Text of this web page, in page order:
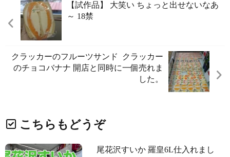
【試作品】 大笑い ちょっと出せないなあ
～ 18禁
クラッカーのフルーツサンド ️ クラッカー
のチョコバナナ 開店と同時に一個売れま
した。
こちらもどうぞ
尾花沢すいか 羅皇6L仕入れまし